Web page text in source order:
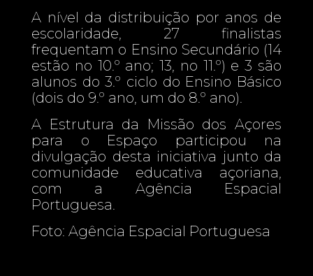
A nível da distribuição por anos de
escolaridade, 27 finalistas
frequentam o Ensino Secundário (14
estão no 10.º ano; 13, no 11.º) e 3 são
alunos do 3.º ciclo do Ensino Básico
(dois do 9.º ano, um do 8.º ano).
A Estrutura da Missão dos Açores
para o Espaço participou na
divulgação desta iniciativa junto da
comunidade educativa açoriana,
com a Agência Espacial
Portuguesa.
Foto: Agência Espacial Portuguesa